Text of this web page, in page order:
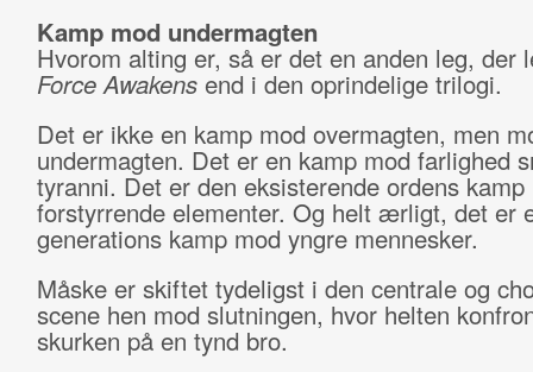
Kamp mod undermagten
Hvorom alting er, så er det en anden leg, der
Force Awakensend i den oprindelige trilogi.
Det er ikke en kamp mod overmagten, men
undermagten. Det er en kamp mod farlighed
tyranni. Det er den eksisterende ordens kamp
forstyrrende elementer. Og helt ærligt, det er
generations kamp mod yngre mennesker.
Måske er skiftet tydeligst i den centrale og
scene hen mod slutningen, hvor helten
skurken på en tynd bro.